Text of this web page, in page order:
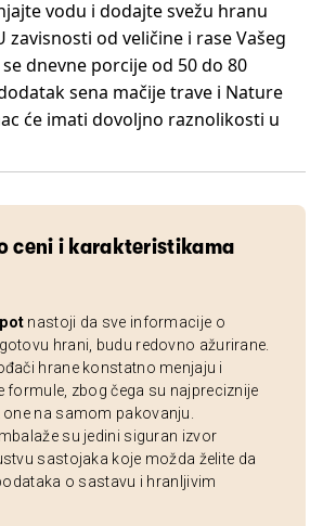
vodu i dodajte svežu hranu
zavisnosti od veličine i rase Vašeg
dnevne porcije od 50 do 80
sena mačije trave i Nature
će imati dovoljno raznolikosti u
ceni i karakteristikama
nastoji da sve informacije o
hrani, budu redovno ažurirane.
hrane konstatno menjaju i
formule, zbog čega su najpreciznije
na samom pakovanju.
su jedini siguran izvor
sastojaka koje možda želite da
o sastavu i hranljivim